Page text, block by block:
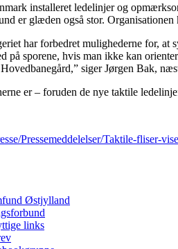
installeret ledelinjer og
er glæden også stor.
har forbedret mulighederne for,
på sporene, hvis man ikke kan
siger Jørgen Bak,
er – foruden de nye taktile
Pressemeddelelser/Taktile-fliser-
Østjylland
links